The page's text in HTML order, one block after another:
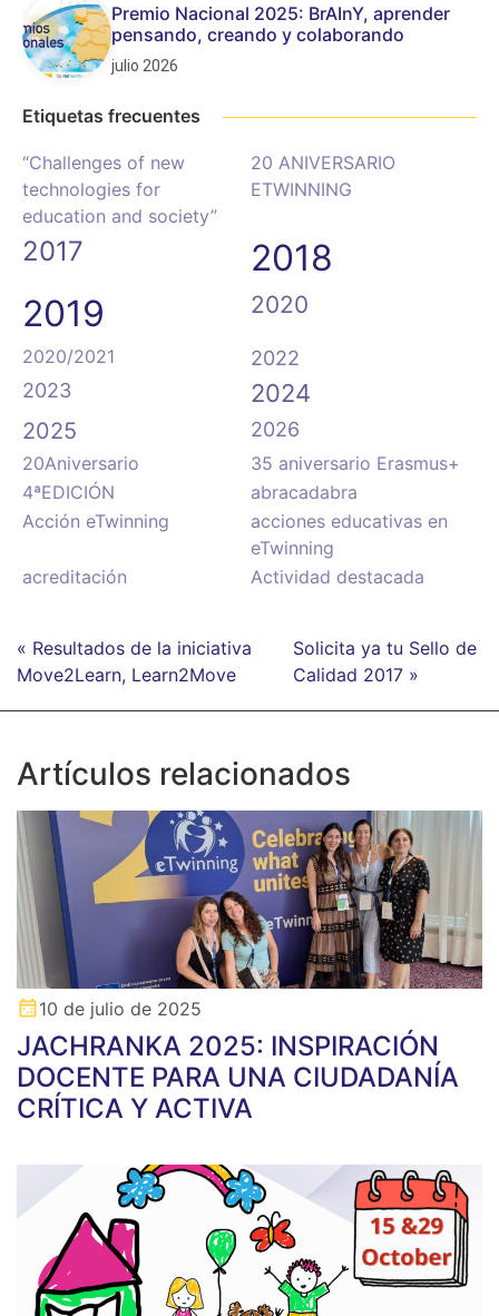
Premio Nacional 2025: BrAInY, aprender
pensando, creando y colaborando
julio 2026
Etiquetas frecuentes
“Challenges of new
technologies for
education and society”
20 ANIVERSARIO
ETWINNING
2017
2018
2019
2020
2020/2021
2022
2023
2024
2025 2026
20Aniversario
35 aniversario Erasmus+
4ªEDICIÓN
abracadabra
Acción eTwinning
acciones educativas en
eTwinning
acreditación
Actividad destacada
« Resultados de la iniciativa
Move2Learn, Learn2Move
Solicita ya tu Sello de
Calidad 2017 »
Artículos relacionados
10 de julio de 2025
JACHRANKA 2025: INSPIRACIÓN
DOCENTE PARA UNA CIUDADANÍA
CRÍTICA Y ACTIVA